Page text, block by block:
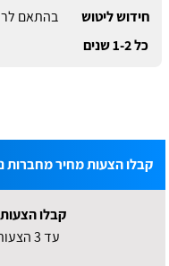
חידוש ליטוש
כל 1-2 שנים
בהתאם
קבלו הצעות מחיר מחברות
קבלו
עד 3 הצעות ללא התחייבות בחינם: